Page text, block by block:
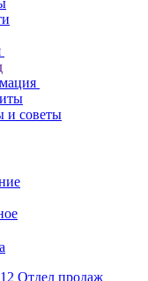
и советы
Отдел продаж